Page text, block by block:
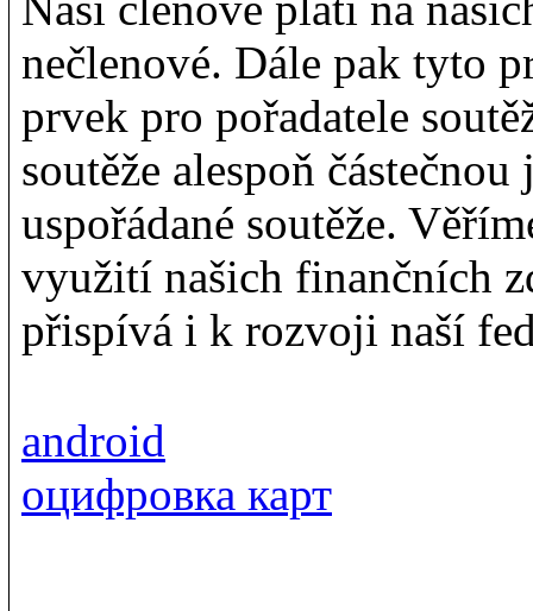
nečlenové. Dále pak tyto
prvek pro pořadatele
soutěže alespoň
uspořádané soutěže.
využití našich finančních
přispívá i k rozvoji naší
android
оцифровка карт